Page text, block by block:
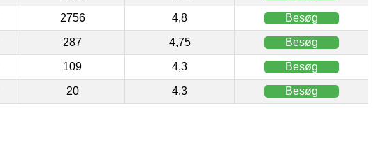
2756 4,8 Besøg
287 4,75 Besøg
109 4,3 Besøg
20 4,3 Besøg